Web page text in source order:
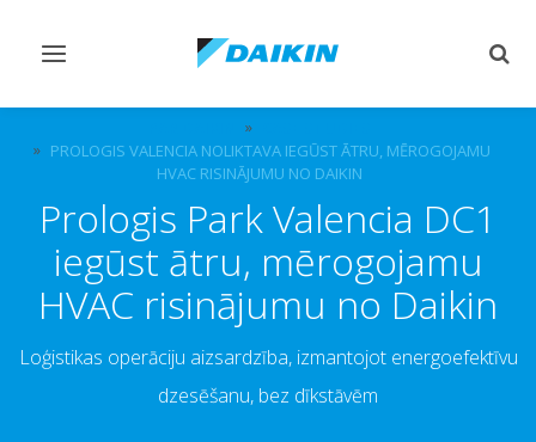
Pārslēgt
PROLOGIS VALENCIA NOLIKTAVA IEGŪST ĀTRU, MĒROGOJAMU
HVAC RISINĀJUMU NO DAIKIN
Prologis Park Valencia DC1
iegūst ātru, mērogojamu
HVAC risinājumu no Daikin
Loģistikas operāciju aizsardzība, izmantojot energoefektīvu
dzesēšanu, bez dīkstāvēm